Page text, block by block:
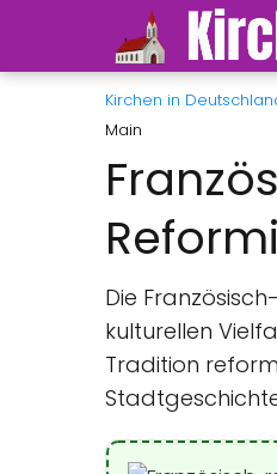
Kirchen in
Main
Die
kulturellen
Tradition